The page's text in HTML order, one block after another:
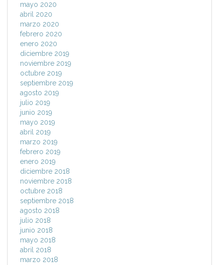
mayo 2020
abril 2020
marzo 2020
febrero 2020
enero 2020
diciembre 2019
noviembre 2019
octubre 2019
septiembre 2019
agosto 2019
julio 2019
junio 2019
mayo 2019
abril 2019
marzo 2019
febrero 2019
enero 2019
diciembre 2018
noviembre 2018
octubre 2018
septiembre 2018
agosto 2018
julio 2018
junio 2018
mayo 2018
abril 2018
marzo 2018